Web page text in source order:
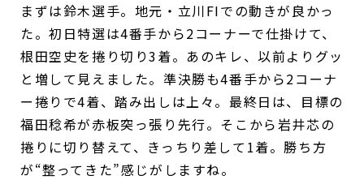
まずは鈴木選手。地元・立川FIでの動きが良かっ
た。初日特選は4番手から2コーナーで仕掛けて、
根田空史を捲り切り3着。あのキレ、以前よりグッ
と増して見えました。準決勝も4番手から2コーナ
ー捲りで4着、踏み出しは上々。最終日は、目標の
福田稔希が赤板突っ張り先行。そこから岩井芯の
捲りに切り替えて、きっちり差して1着。勝ち方
が“整ってきた”感じがしますね。